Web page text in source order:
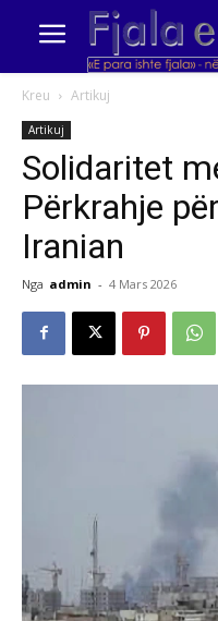
Kreu Artikuj
Artikuj
Solidaritet
Përkrahje
Iranian
Nga admin - 4 Mars 2026